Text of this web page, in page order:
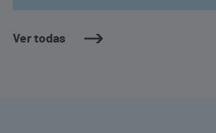
Ver todas